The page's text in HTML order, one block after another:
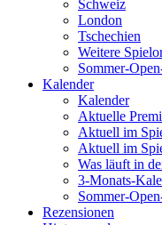
Schweiz
London
Tschechien
Weitere
Sommer-
Kalender
Kalender
Aktuelle
Aktuell im
Aktuell im
Was läuft in
3-Monats-
Sommer-
Rezensionen